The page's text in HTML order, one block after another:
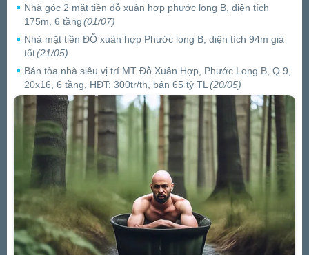
Nhà góc 2 mặt tiền đỗ xuân hợp phước long B, diện tích
175m, 6 tầng(01/07)
Nhà mặt tiền ĐỖ xuân hợp Phước long B, diện tích 94m giá
tốt(21/05)
Bán tòa nhà siêu vị trí MT Đỗ Xuân Hợp, Phước Long B, Q 9,
20x16, 6 tầng, HĐT: 300tr/th, bán 65 tỷ TL (20/05)